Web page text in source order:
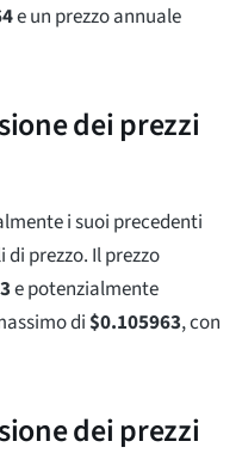
e un prezzo annuale
dei prezzi
i suoi precedenti
prezzo. Il prezzo
e potenzialmente
di$0.105963, con
dei prezzi